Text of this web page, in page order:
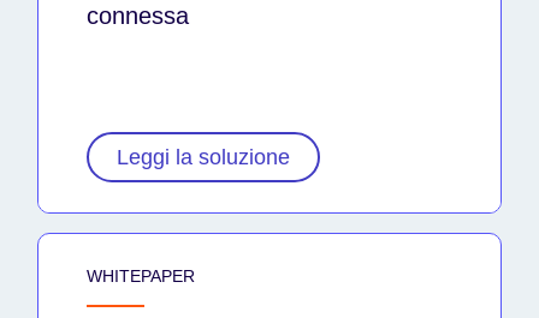
connessa
Leggi la soluzione
WHITEPAPER